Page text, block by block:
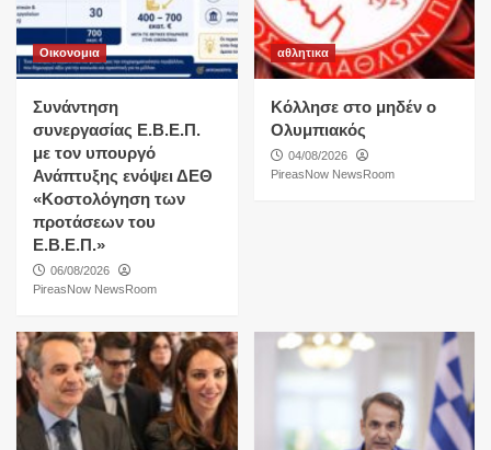
Οικονομια
Συνάντηση
συνεργασίας Ε.Β.Ε.Π.
με τον υπουργό
Ανάπτυξης ενόψει ΔΕΘ
«Κοστολόγηση των
προτάσεων του
Ε.Β.Ε.Π.»
06/08/2026
PireasNow NewsRoom
αθλητικα
Κόλλησε στο μηδέν ο
Ολυμπιακός
04/08/2026
PireasNow NewsRoom